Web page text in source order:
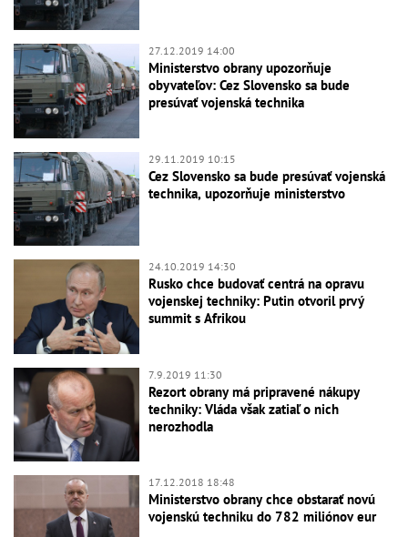
27.12.2019 14:00
Ministerstvo obrany upozorňuje
obyvateľov: Cez Slovensko sa bude
presúvať vojenská technika
29.11.2019 10:15
Cez Slovensko sa bude presúvať vojenská
technika, upozorňuje ministerstvo
24.10.2019 14:30
Rusko chce budovať centrá na opravu
vojenskej techniky: Putin otvoril prvý
summit s Afrikou
7.9.2019 11:30
Rezort obrany má pripravené nákupy
techniky: Vláda však zatiaľ o nich
nerozhodla
17.12.2018 18:48
Ministerstvo obrany chce obstarať novú
vojenskú techniku do 782 miliónov eur